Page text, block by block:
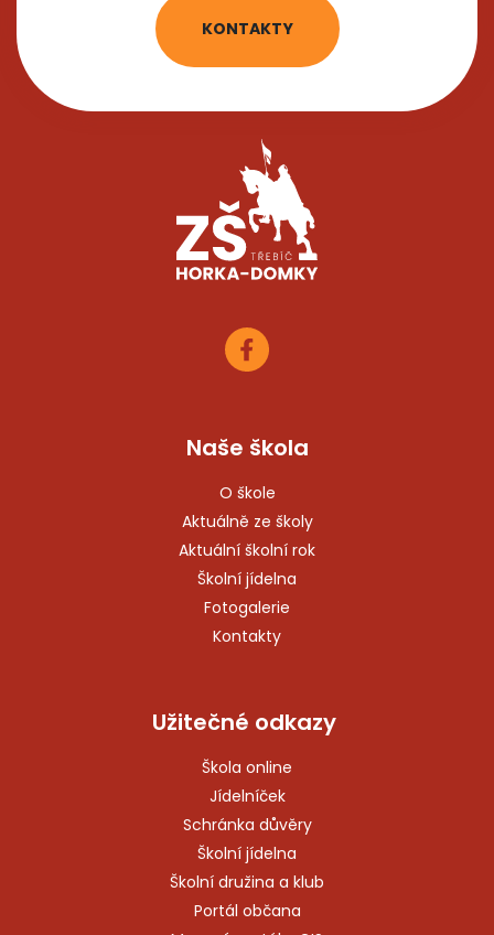
KONTAKTY
Naše škola
O škole
Aktuálně ze školy
Aktuální školní rok
Školní jídelna
Fotogalerie
Kontakty
Užitečné odkazy
Škola online
Jídelníček
Schránka důvěry
Školní jídelna
Školní družina a klub
Portál občana